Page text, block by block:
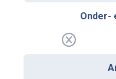
Onder-